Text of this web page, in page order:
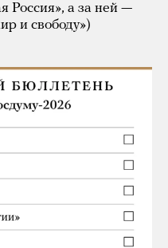
Россия», а за ней —
и свободу»)